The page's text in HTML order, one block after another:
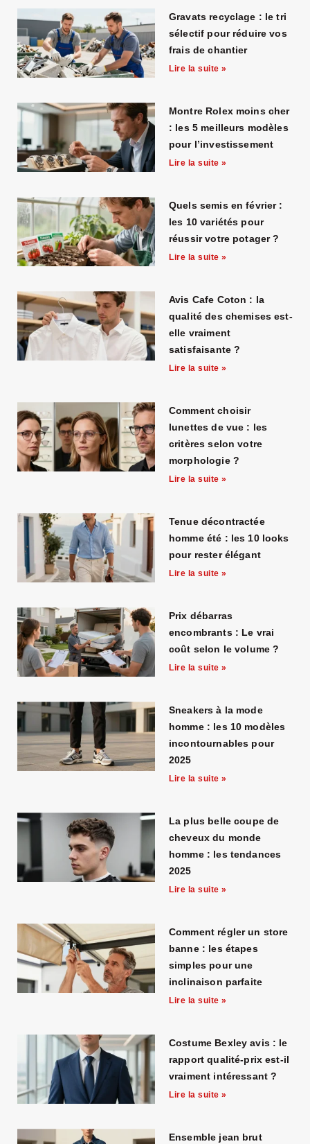
it!
luxury
vapestore.to
vapes
likely
be
fabulous
and
exquisite
combination
gourmet
skincare.
discover
the
world
rolex
submariner.
fake
watch
famous
grand
and
luxury
watches.
https://breitlingreplica.to/
received
a
new
unique
technique,
plus
back
current
day
facets.
shop
glsglasses.com
Gravats recyclage : le tri
sélectif pour réduire vos
frais de chantier
Lire la suite »
Montre Rolex moins cher
: les 5 meilleurs modèles
pour l’investissement
Lire la suite »
Quels semis en février :
les 10 variétés pour
réussir votre potager ?
Lire la suite »
Avis Cafe Coton : la
qualité des chemises est-
elle vraiment
satisfaisante ?
Lire la suite »
Comment choisir
lunettes de vue : les
critères selon votre
morphologie ?
Lire la suite »
Tenue décontractée
homme été : les 10 looks
pour rester élégant
Lire la suite »
Prix débarras
encombrants : Le vrai
coût selon le volume ?
Lire la suite »
Sneakers à la mode
homme : les 10 modèles
incontournables pour
2025
Lire la suite »
La plus belle coupe de
cheveux du monde
homme : les tendances
2025
Lire la suite »
Comment régler un store
banne : les étapes
simples pour une
inclinaison parfaite
Lire la suite »
Costume Bexley avis : le
rapport qualité-prix est-il
vraiment intéressant ?
Lire la suite »
Ensemble jean brut